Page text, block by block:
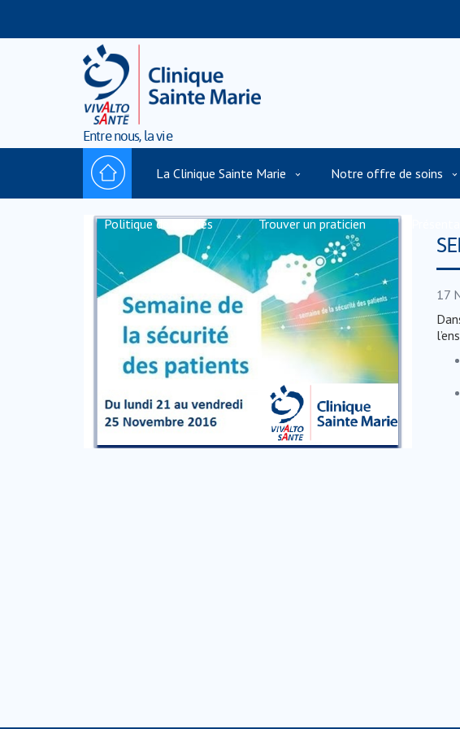
Entre nous, la vie
La Clinique Sainte Marie Notre offre de soins
Politique de cookies Trouver un praticien
17